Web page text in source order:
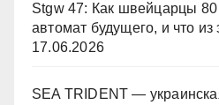
Stgw 47: Как швейцарцы 80
автомат будущего, и что из
17.06.2026
SEA TRIDENT —